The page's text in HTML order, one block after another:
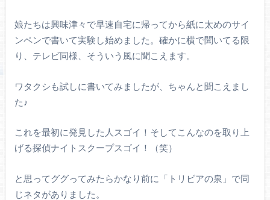
娘たちは興味津々で早速自宅に帰ってから紙に太めのサイ
ンペンで書いて実験し始めました。確かに横で聞いてる限
り、テレビ同様、そういう風に聞こえます。
ワタクシも試しに書いてみましたが、ちゃんと聞こえまし
た♪
これを最初に発見した人スゴイ！そしてこんなのを取り上
げる探偵ナイトスクープスゴイ！（笑）
と思ってググってみたらかなり前に「トリビアの泉」で同
じネタがありました。